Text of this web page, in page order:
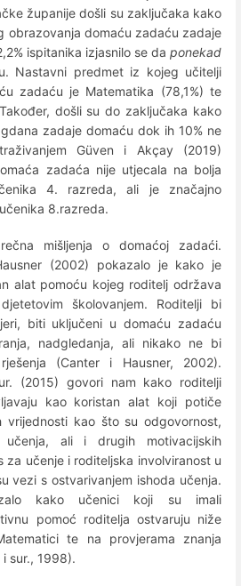
županije došli su zaključaka kako
obrazovanja domaću zadaću zadaje
ispitanika izjasnilo se da ponekad
Nastavni predmet iz kojeg učitelji
zadaću je Matematika (78,1%) te
došli su do zaključaka kako
zadaje domaću dok ih 10% ne
Güven i Akçay (2019)
zadaća nije utjecala na bolja
4. razreda, ali je značajno
8.razreda.
mišljenja o domaćoj zadaći.
(2002) pokazalo je kako je
alat pomoću kojeg roditelj održava
školovanjem. Roditelji bi
biti uključeni u domaću zadaću
nadgledanja, ali nikako ne bi
(Canter i Hausner, 2002).
(2015) govori nam kako roditelji
kao koristan alat koji potiče
vrijednosti kao što su odgovornost,
učenja, ali i drugih motivacijskih
učenje i roditeljska involviranost u
vezi s ostvarivanjem ishoda učenja.
kako učenici koji su imali
pomoć roditelja ostvaruju niže
te na provjerama znanja
sur., 1998).